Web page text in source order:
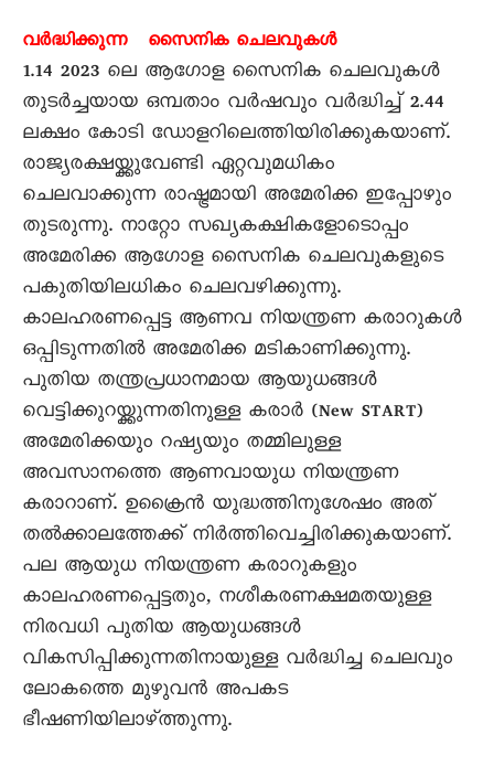
വർദ്ധിക്കുന്ന സൈനിക ചെലവുകൾ
1.14 2023 ലെ ആഗോള സൈനിക ചെലവുകൾ
തുടർച്ചയായ ഒമ്പതാം വർഷവും വർദ്ധിച്ച് 2.44
ലക്ഷം കോടി ഡോളറിലെത്തിയിരിക്കുകയാണ്.
രാജ്യരക്ഷയ്ക്കുവേണ്ടി ഏറ്റവുമധികം
ചെലവാക്കുന്ന രാഷ്ട്രമായി അമേരിക്ക ഇപ്പോഴും
തുടരുന്നു. നാറ്റോ സഖ്യകക്ഷികളോടൊപ്പം
അമേരിക്ക ആഗോള സൈനിക ചെലവുകളുടെ
പകുതിയിലധികം ചെലവഴിക്കുന്നു.
കാലഹരണപ്പെട്ട ആണവ നിയന്ത്രണ കരാറുകൾ
ഒപ്പിടുന്നതിൽ അമേരിക്ക മടികാണിക്കുന്നു.
പുതിയ തന്ത്രപ്രധാനമായ ആയുധങ്ങൾ
വെട്ടിക്കുറയ്ക്കുന്നതിനുള്ള കരാർ (New START)
അമേരിക്കയും റഷ്യയും തമ്മിലുള്ള
അവസാനത്തെ ആണവായുധ നിയന്ത്രണ
കരാറാണ്. ഉക്രൈൻ യുദ്ധത്തിനുശേഷം അത്
തൽക്കാലത്തേക്ക് നിർത്തിവെച്ചിരിക്കുകയാണ്.
പല ആയുധ നിയന്ത്രണ കരാറുകളും
കാലഹരണപ്പെട്ടതും, നശീകരണക്ഷമതയുള്ള
നിരവധി പുതിയ ആയുധങ്ങൾ
വികസിപ്പിക്കുന്നതിനായുള്ള വർദ്ധിച്ച ചെലവും
ലോകത്തെ മുഴുവൻ അപകട
ഭീഷണിയിലാഴ്ത്തുന്നു.